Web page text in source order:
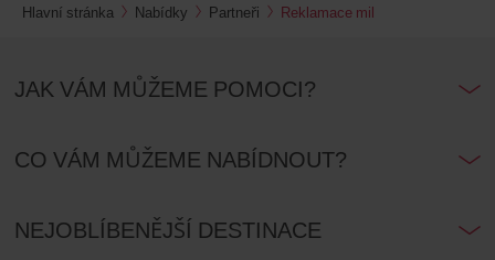
Hlavní stránka Nabídky Partneři Reklamace mil
JAK VÁM MŮŽEME POMOCI?
CO VÁM MŮŽEME NABÍDNOUT?
NEJOBLÍBENĚJŠÍ DESTINACE